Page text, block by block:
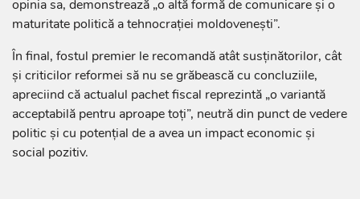
opinia sa, demonstrează „o altă formă de comunicare și o
maturitate politică a tehnocrației moldovenești”.
În final, fostul premier le recomandă atât susținătorilor, cât
și criticilor reformei să nu se grăbească cu concluziile,
apreciind că actualul pachet fiscal reprezintă „o variantă
acceptabilă pentru aproape toți”, neutră din punct de vedere
politic și cu potențial de a avea un impact economic și
social pozitiv.